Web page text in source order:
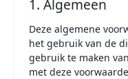
1. Algemeen
Deze algemene
het gebruik van de
gebruik te maken
met deze